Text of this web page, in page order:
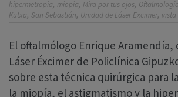
hipermetropía, miopía, Mira por tus ojos, Oftalmología
Kutxa, San Sebastián, Unidad de Láser Excimer, vista
El oftalmólogo Enrique Aramendía,
Láser Éxcimer de Policlínica
sobre esta técnica quirúrgica para
la miopía, el astigmatismo y la